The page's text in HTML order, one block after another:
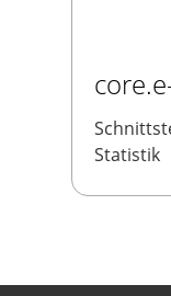
Statistik